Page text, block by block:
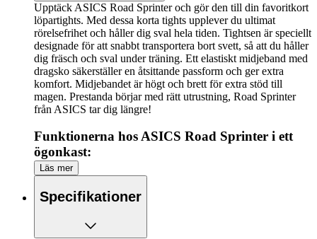
Upptäck ASICS Road Sprinter och gör den till din favoritkort
löpartights. Med dessa korta tights upplever du ultimat
rörelsefrihet och håller dig sval hela tiden. Tightsen är speciellt
designade för att snabbt transportera bort svett, så att du håller
dig fräsch och sval under träning. Ett elastiskt midjeband med
dragsko säkerställer en åtsittande passform och ger extra
komfort. Midjebandet är högt och brett för extra stöd till
magen. Prestanda börjar med rätt utrustning, Road Sprinter
från ASICS tar dig längre!
Funktionerna hos ASICS Road Sprinter i ett
ögonkast:
Designad med ventilerande material
Rör dig fritt genom det elastiska materialet
Öppen sidficka
Högt och brett midjeband designat för optimalt bukstöd
Läs mer
Specifikationer